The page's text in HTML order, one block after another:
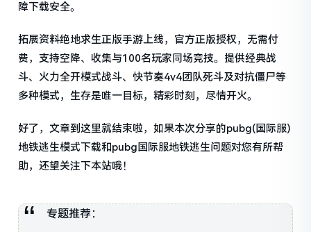
障下载安全。
拓展资料绝地求生正版手游上线，官方正版授权，无需付
费，支持空降、收集与100名玩家同场竞技。提供经典战
斗、火力全开模式战斗、快节奏4v4团队死斗及对抗僵尸等
多种模式，生存是唯一目标，精彩时刻，尽情开火。
好了，文章到这里就结束啦，如果本次分享的pubg(国际服)
地铁逃生模式下载和pubg国际服地铁逃生问题对您有所帮
助，还望关注下本站哦！
专题推荐：